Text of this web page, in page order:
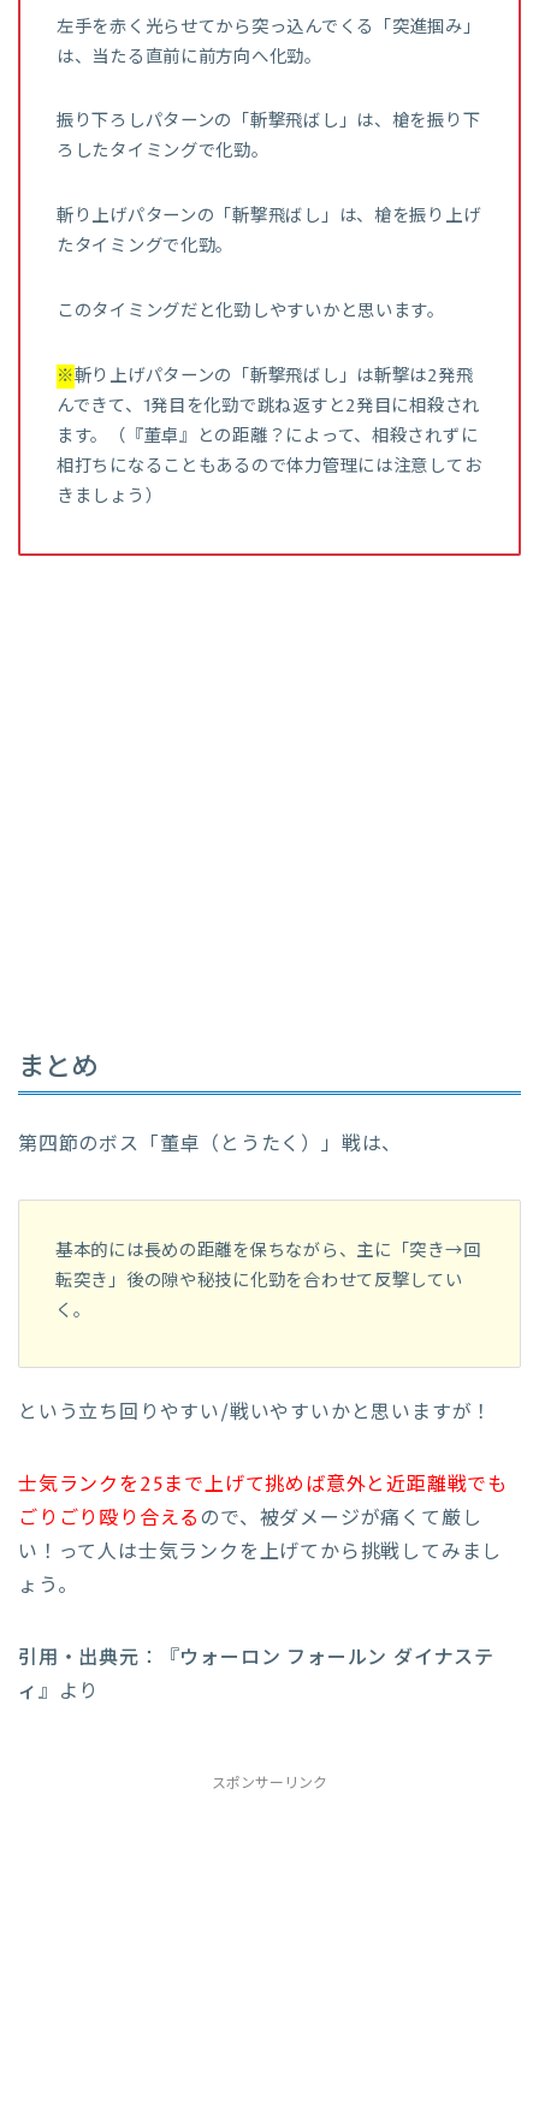
左手を赤く光らせてから突っ込んでくる「突進掴み」
は、当たる直前に前方向へ化勁。
振り下ろしパターンの「斬撃飛ばし」は、槍を振り下
ろしたタイミングで化勁。
斬り上げパターンの「斬撃飛ばし」は、槍を振り上げ
たタイミングで化勁。
このタイミングだと化勁しやすいかと思います。
※斬り上げパターンの「斬撃飛ばし」は斬撃は2発飛
んできて、1発目を化勁で跳ね返すと2発目に相殺され
ます。（『董卓』との距離？によって、相殺されずに
相打ちになることもあるので体力管理には注意してお
きましょう）
まとめ
第四節のボス「董卓（とうたく）」戦は、
基本的には長めの距離を保ちながら、主に「突き→回
転突き」後の隙や秘技に化勁を合わせて反撃してい
く。
という立ち回りやすい/戦いやすいかと思いますが！
士気ランクを25まで上げて挑めば意外と近距離戦でも
ごりごり殴り合える ので、被ダメージが痛くて厳し
い！って人は士気ランクを上げてから挑戦してみまし
ょう。
引用・出典元 ：『ウォーロン フォールン ダイナステ
ィ』より
スポンサーリンク